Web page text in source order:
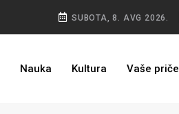
SUBOTA, 8. AVG 2026.
Nauka Kultura Vaše priče